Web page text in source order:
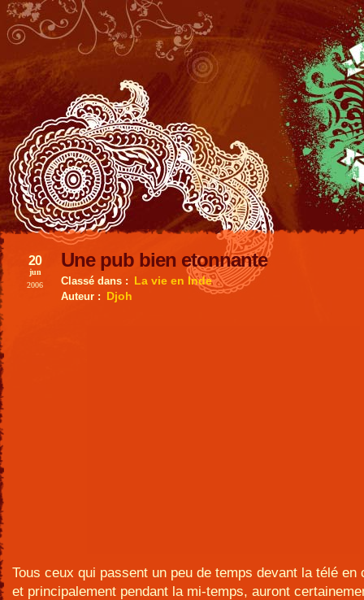
Une pub bien etonnante
20
jun
2006
Classé dans : La vie en Inde
Auteur : Djoh
Tous ceux qui passent un peu de temps devant la télé en
et principalement pendant la mi-temps, auront